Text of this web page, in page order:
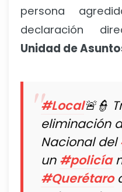
persona
declaración
Unidad de
#Local🚨👮
eliminación
Nacional del
un #policía
#Querétaro